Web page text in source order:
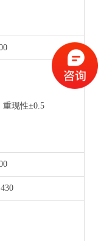
重现性±0.5